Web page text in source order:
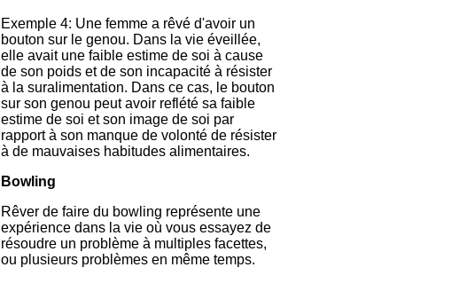
Exemple 4: Une femme a rêvé d'avoir un
bouton sur le genou. Dans la vie éveillée,
elle avait une faible estime de soi à cause
de son poids et de son incapacité à résister
à la suralimentation. Dans ce cas, le bouton
sur son genou peut avoir reflété sa faible
estime de soi et son image de soi par
rapport à son manque de volonté de résister
à de mauvaises habitudes alimentaires.
Bowling
Rêver de faire du bowling représente une
expérience dans la vie où vous essayez de
résoudre un problème à multiples facettes,
ou plusieurs problèmes en même temps.